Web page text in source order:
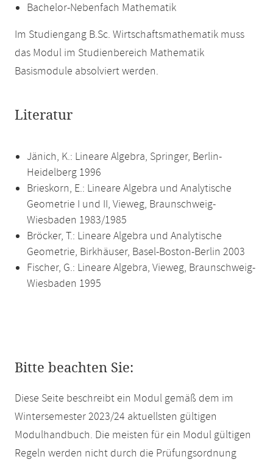
Bachelor-Nebenfach Mathematik
Im Studiengang B.Sc. Wirtschaftsmathematik muss
das Modul im Studienbereich Mathematik
Basismodule absolviert werden.
Literatur
Jänich, K.: Lineare Algebra, Springer, Berlin-
Heidelberg 1996
Brieskorn, E.: Lineare Algebra und Analytische
Geometrie I und II, Vieweg, Braunschweig-
Wiesbaden 1983/1985
Bröcker, T.: Lineare Algebra und Analytische
Geometrie, Birkhäuser, Basel-Boston-Berlin 2003
Fischer, G.: Lineare Algebra, Vieweg, Braunschweig-
Wiesbaden 1995
Bitte beachten Sie:
Diese Seite beschreibt ein Modul gemäß dem im
Wintersemester 2023/24 aktuellsten gültigen
Modulhandbuch. Die meisten für ein Modul gültigen
Regeln werden nicht durch die Prüfungsordnung